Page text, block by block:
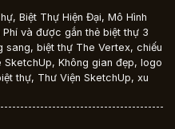
, Biệt Thự Hiện Đại, Mô Hình
Phí và được gắn thẻ biệt thự 3
sang, biệt thự The Vertex, chiếu
SketchUp, Không gian đẹp, logo
thự, Thư Viện SketchUp, xu